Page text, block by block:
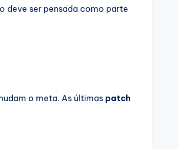
deve ser pensada como parte
o meta. As últimas patch